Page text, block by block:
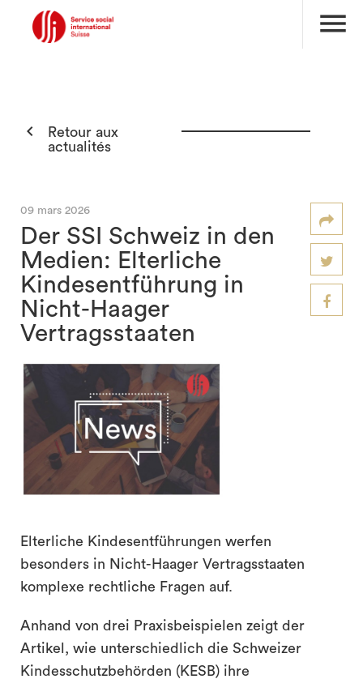
menu

Retour aux
actualités
09 mars 2026
Der SSI Schweiz in den
Medien: Elterliche
Kindesentführung in
Nicht-Haager
Vertragsstaaten
Elterliche Kindesentführungen werfen
besonders in Nicht-Haager Vertragsstaaten
komplexe rechtliche Fragen auf.
Anhand von drei Praxisbeispielen zeigt der
Artikel, wie unterschiedlich die Schweizer
Kindesschutzbehörden (KESB) ihre